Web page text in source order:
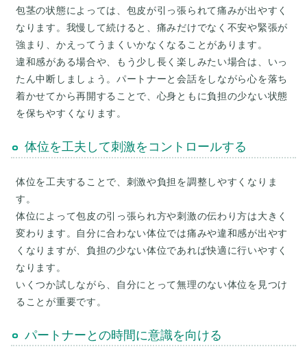
包茎の状態によっては、包皮が引っ張られて痛みが出やすく
なります。我慢して続けると、痛みだけでなく不安や緊張が
強まり、かえってうまくいかなくなることがあります。
違和感がある場合や、もう少し長く楽しみたい場合は、いっ
たん中断しましょう。パートナーと会話をしながら心を落ち
着かせてから再開することで、心身ともに負担の少ない状態
体位を工夫して刺激をコントロールする
体位を工夫することで、刺激や負担を調整しやすくなりま
す。
体位によって包皮の引っ張られ方や刺激の伝わり方は大きく
変わります。自分に合わない体位では痛みや違和感が出やす
くなりますが、負担の少ない体位であれば快適に行いやすく
なります。
いくつか試しながら、自分にとって無理のない体位を見つけ
パートナーとの時間に意識を向ける